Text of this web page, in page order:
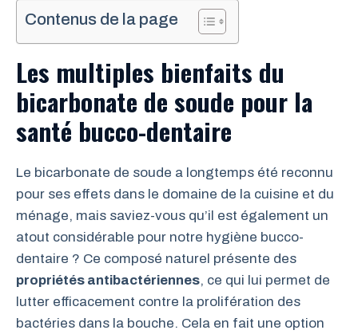
Contenus de la page
Les multiples bienfaits du
bicarbonate de soude pour la
santé bucco-dentaire
Le bicarbonate de soude a longtemps été reconnu
pour ses effets dans le domaine de la cuisine et du
ménage, mais saviez-vous qu’il est également un
atout considérable pour notre hygiène bucco-
dentaire ? Ce composé naturel présente des
propriétés antibactériennes, ce qui lui permet de
lutter efficacement contre la prolifération des
bactéries dans la bouche. Cela en fait une option